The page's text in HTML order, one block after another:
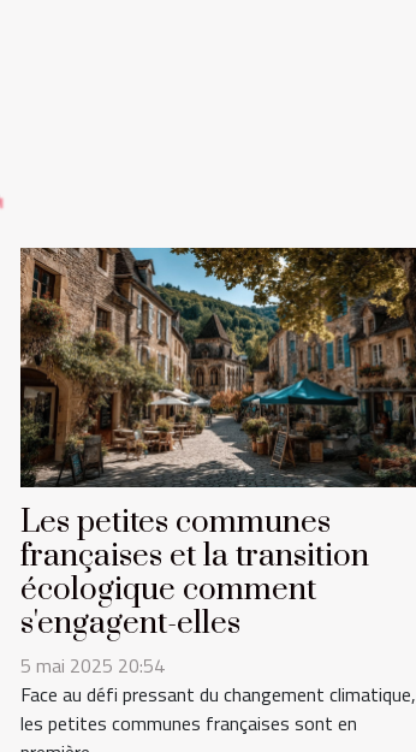
Les petites communes
françaises et la transition
écologique comment
s'engagent-elles
5 mai 2025 20:54
Face au défi pressant du changement climatique,
les petites communes françaises sont en